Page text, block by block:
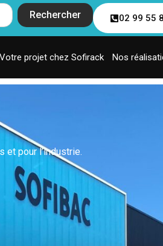
Rechercher 02 99 55
Votre projet chez Sofirack Nos
et pour l’industrie.